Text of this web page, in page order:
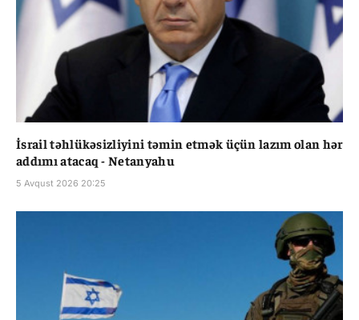
İsrail təhlükəsizliyini təmin etmək üçün lazım olan hər
addımı atacaq - Netanyahu
5 Avqust 2026 20:25